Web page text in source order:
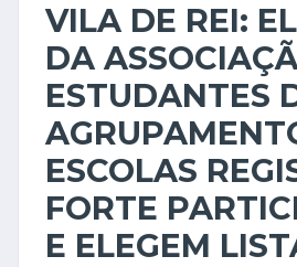
VILA DE REI:
DA
ESTUDANTES
ESCOLAS
FORTE
E ELEGEM